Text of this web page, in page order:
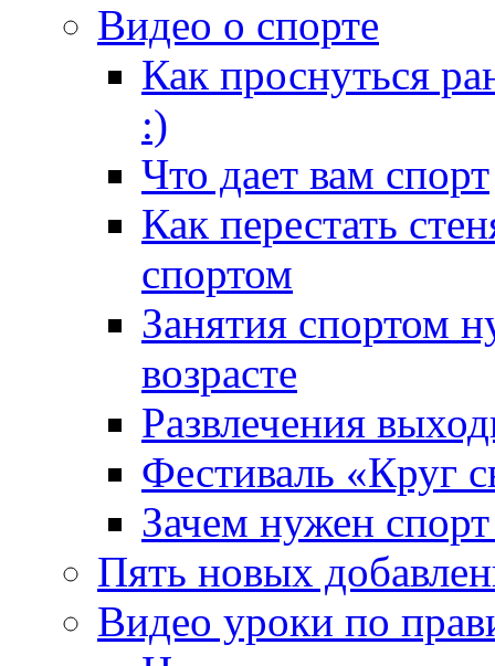
Видео о спорте
Как проснуться
:)
Что дает вам спорт
Как перестать
спортом
Занятия спортом
возрасте
Развлечения
Фестиваль «Круг
Зачем нужен
Пять новых
Видео уроки по